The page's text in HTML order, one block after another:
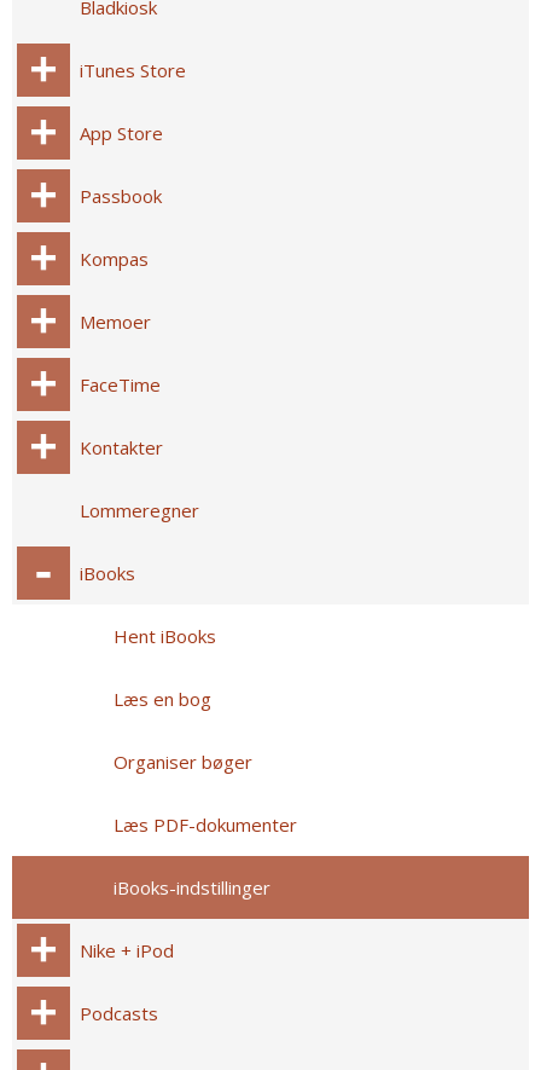
Bladkiosk
iTunes Store
App Store
Passbook
Kompas
Memoer
FaceTime
Kontakter
Lommeregner
iBooks
Hent iBooks
Læs en bog
Organiser bøger
Læs PDF-dokumenter
iBooks-indstillinger
Nike + iPod
Podcasts